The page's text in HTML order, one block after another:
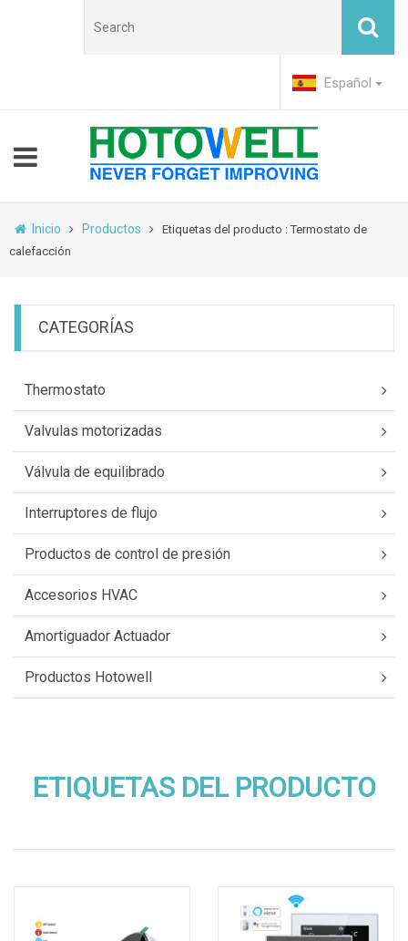
Español
Inicio Productos
Etiquetas del producto : Termostato de
calefacción
CATEGORÍAS
Thermostato
Valvulas motorizadas
Válvula de equilibrado
Interruptores de flujo
Productos de control de presión
Accesorios HVAC
Amortiguador Actuador
Productos Hotowell
ETIQUETAS DEL PRODUCTO